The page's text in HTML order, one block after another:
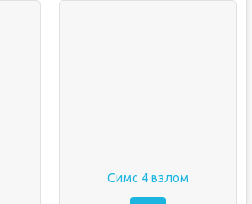
Симс 4 взлом